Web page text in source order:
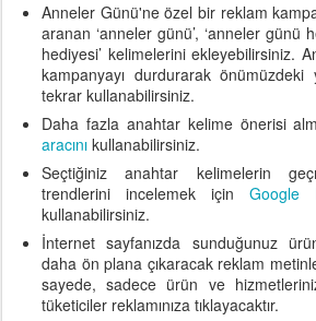
Anneler Günü'ne özel bir reklam
aranan ‘anneler günü’, ‘anneler günü
hediyesi’ kelimelerini ekleyebilirsiniz.
kampanyayı durdurarak önümüzdeki
tekrar kullanabilirsiniz.
Daha fazla anahtar kelime önerisi
aracını kullanabilirsiniz.
Seçtiğiniz anahtar kelimelerin
trendlerini incelemek için Google
kullanabilirsiniz.
İnternet sayfanızda sunduğunuz
daha ön plana çıkaracak reklam
sayede, sadece ürün ve
tüketiciler reklamınıza tıklayacaktır.